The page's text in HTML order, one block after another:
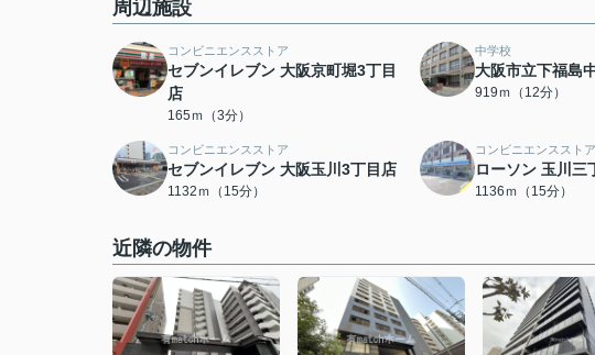
周辺施設
コンビニエンスストア
セブンイレブン 大阪京町堀3丁目
店
165ｍ（3分）
中学校
大阪市立下福島
919ｍ（12分）
コンビニエンスストア
セブンイレブン 大阪玉川3丁目店
1132ｍ（15分）
コンビニエンスストア
ローソン 玉川三
1136ｍ（15分）
近隣の物件